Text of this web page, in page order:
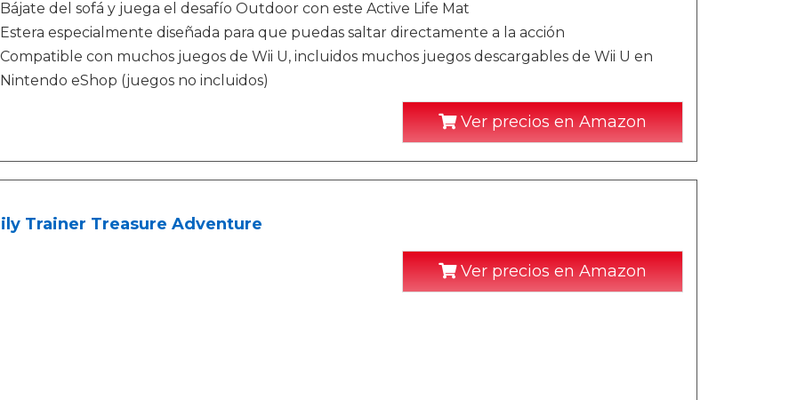
Bájate del sofá y juega el desafío Outdoor con este Active Life Mat
Estera especialmente diseñada para que puedas saltar directamente a la acción
Compatible con muchos juegos de Wii U, incluidos muchos juegos descargables de Wii U en
Nintendo eShop (juegos no incluidos)
Ver precios en Amazon
Trainer Treasure Adventure
Ver precios en Amazon